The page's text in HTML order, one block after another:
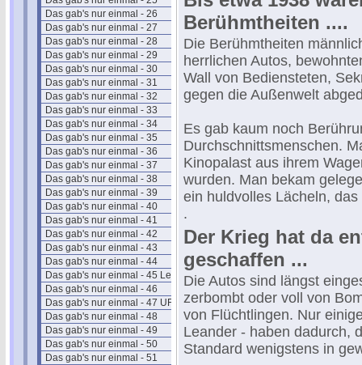
Das gab's nur einmal - 26
Das gab's nur einmal - 27
Das gab's nur einmal - 28
Das gab's nur einmal - 29
Das gab's nur einmal - 30
Das gab's nur einmal - 31
Das gab's nur einmal - 32
Das gab's nur einmal - 33
Das gab's nur einmal - 34
Das gab's nur einmal - 35
Das gab's nur einmal - 36
Das gab's nur einmal - 37
Das gab's nur einmal - 38
Das gab's nur einmal - 39
Das gab's nur einmal - 40
Das gab's nur einmal - 41
Das gab's nur einmal - 42
Das gab's nur einmal - 43
Das gab's nur einmal - 44
Das gab's nur einmal - 45 Leander
Das gab's nur einmal - 46
Das gab's nur einmal - 47 UFA
Das gab's nur einmal - 48
Das gab's nur einmal - 49
Das gab's nur einmal - 50
Das gab's nur einmal - 51
Berühmtheiten ....
Die Berühmtheiten
herrlichen Autos,
Wall von Bediensteten,
gegen die Außenwelt
Es gab kaum noch
Durchschnittsmenschen.
Kinopalast aus ihrem
wurden. Man bekam
ein huldvolles Lächeln,
.
Der Krieg hat da
geschaffen ...
Die Autos sind längst
zerbombt oder voll von
von Flüchtlingen. Nur
Leander - haben dadurch,
Standard wenigstens in